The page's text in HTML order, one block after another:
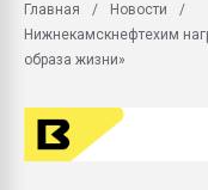
Главная
Новости
Нижнекамскнефтехим
образа жизни»